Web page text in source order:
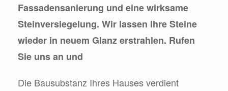
Fassadensanierung und eine wirksame
Steinversiegelung. Wir lassen Ihre Steine
wieder in neuem Glanz erstrahlen. Rufen
Sie uns an und
Die Bausubstanz Ihres Hauses verdient